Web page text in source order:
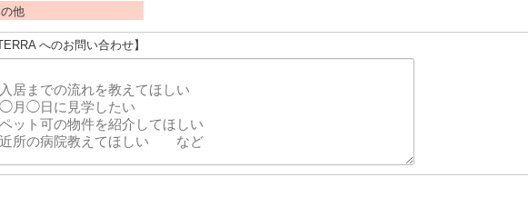
他
へのお問い合わせ】